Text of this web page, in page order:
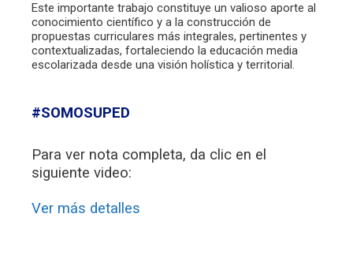
Este importante trabajo constituye un valioso aporte al
conocimiento científico y a la construcción de
propuestas curriculares más integrales, pertinentes y
contextualizadas, fortaleciendo la educación media
escolarizada desde una visión holística y territorial.
#SOMOSUPED
Para ver nota completa, da clic en el
siguiente video:
Ver más detalles